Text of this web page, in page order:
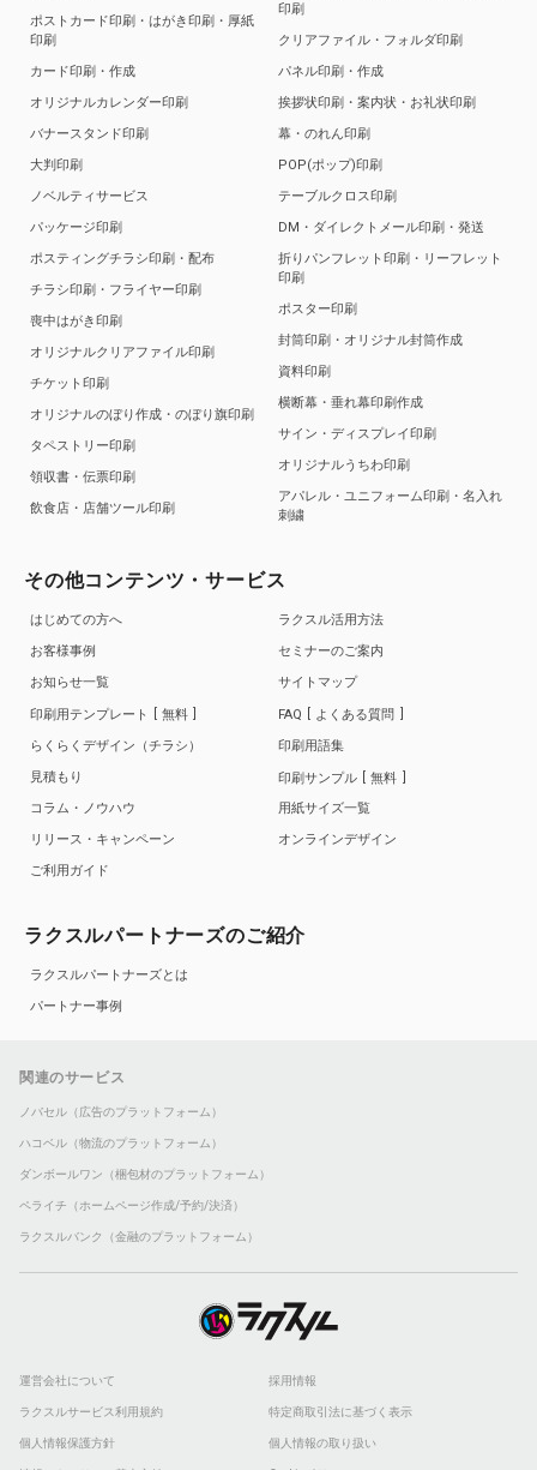
ポストカード印刷・はがき印刷・厚紙
印刷
カード印刷・作成
オリジナルカレンダー印刷
バナースタンド印刷
大判印刷
ノベルティサービス
パッケージ印刷
ポスティングチラシ印刷・配布
チラシ印刷・フライヤー印刷
喪中はがき印刷
オリジナルクリアファイル印刷
チケット印刷
オリジナルのぼり作成・のぼり旗印刷
タペストリー印刷
領収書・伝票印刷
飲食店・店舗ツール印刷
印刷
クリアファイル・フォルダ印刷
パネル印刷・作成
挨拶状印刷・案内状・お礼状印刷
幕・のれん印刷
POP(ポップ)印刷
テーブルクロス印刷
DM・ダイレクトメール印刷・発送
折りパンフレット印刷・リーフレット
印刷
ポスター印刷
封筒印刷・オリジナル封筒作成
資料印刷
横断幕・垂れ幕印刷作成
サイン・ディスプレイ印刷
オリジナルうちわ印刷
アパレル・ユニフォーム印刷・名入れ
刺繍
その他コンテンツ・サービス
はじめての方へ
お客様事例
お知らせ一覧
印刷用テンプレート
無料
らくらくデザイン（チラシ）
見積もり
コラム・ノウハウ
リリース・キャンペーン
ご利用ガイド
ラクスル活用方法
セミナーのご案内
サイトマップ
FAQ
よくある質問
印刷用語集
印刷サンプル
無料
用紙サイズ一覧
オンラインデザイン
ラクスルパートナーズのご紹介
ラクスルパートナーズとは
パートナー事例
関連のサービス
ノバセル（広告のプラットフォーム）
ハコベル（物流のプラットフォーム）
ダンボールワン（梱包材のプラットフォーム）
ペライチ（ホームページ作成/予約/決済）
ラクスルバンク（金融のプラットフォーム）
運営会社について 採用情報
ラクスルサービス利用規約 特定商取引法に基づく表示
個人情報保護方針 個人情報の取り扱い